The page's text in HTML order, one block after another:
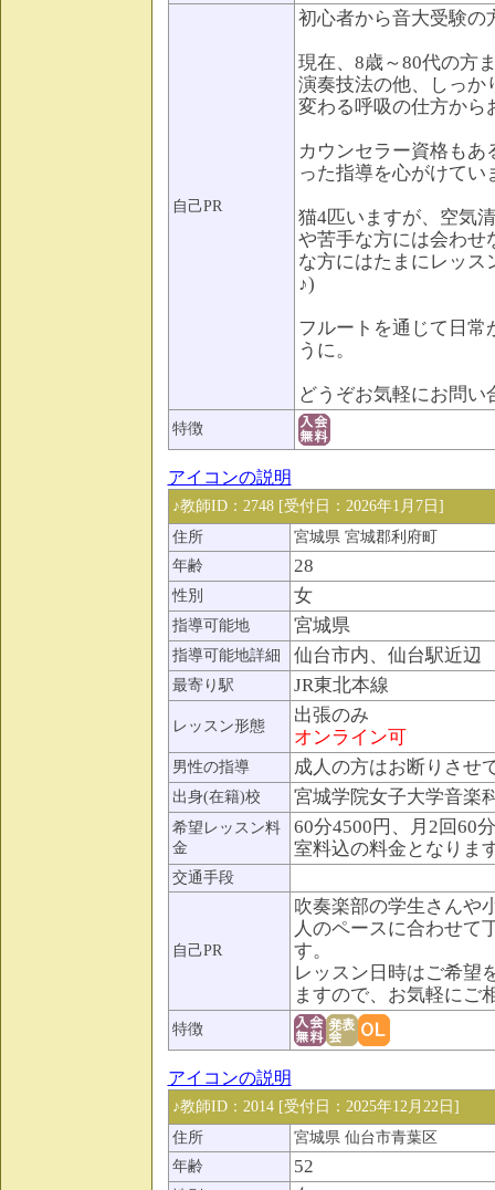
自己PR
初心者から音大受験の
現在、8歳～80代の方
演奏技法の他、しっか
変わる呼吸の仕方から
カウンセラー資格もあ
った指導を心がけてい
猫4匹いますが、空気
や苦手な方には会わせ
な方にはたまにレッ
♪)
フルートを通じて日常
うに。
どうぞお気軽にお問い
特徴
アイコンの説明
♪教師ID：2748 [受付日：2026年1月7日]
住所
宮城県 宮城郡利府町
年齢
28
性別 女
指導可能地 宮城県
指導可能地詳細 仙台市内、仙台駅近辺
最寄り駅 JR東北本線
レッスン形態
出張のみ
オンライン可
男性の指導 成人の方はお断りさせ
出身(在籍)校 宮城学院女子大学音楽
希望レッスン料
金
60分4500円、月2回60
室料込の料金となりま
交通手段
自己PR
吹奏楽部の学生さんや
人のペースに合わせて
す。
レッスン日時はご希望
ますので、お気軽にご
特徴
アイコンの説明
♪教師ID：2014 [受付日：2025年12月22日]
住所
宮城県 仙台市青葉区
年齢
52